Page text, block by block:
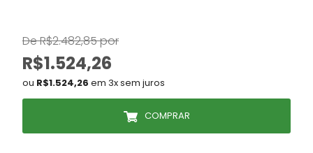
De R$2.482,85 por
R$1.524,26
ou R$1.524,26 em 3x sem juros
COMPRAR